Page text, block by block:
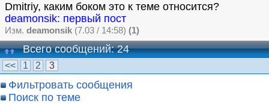
Dmitriy, каким боком это к теме относится?
deamonsik: первый пост
Изм. deamonsik (7.03 / 14:58) (1)
Всего сообщений: 24
<< 1 2 3
Фильтровать сообщения
Поиск по теме